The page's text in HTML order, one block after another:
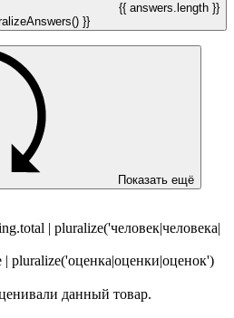
{{ answers.length }}
}}
Показать ещё
| pluralize('человек|человека|
| pluralize('оценка|оценки|оценок')
данный товар.